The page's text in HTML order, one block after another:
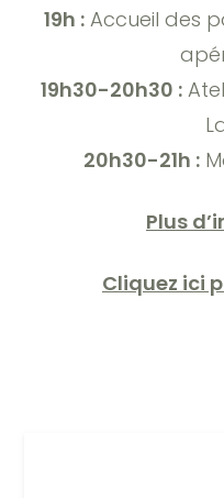
19h : Accueil des
19h30-20h30 :
20h30-21h :
Plus
Cliquez ici